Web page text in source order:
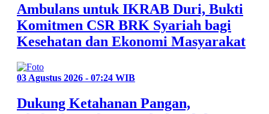
Ambulans untuk IKRAB Duri, Bukti
Komitmen CSR BRK Syariah bagi
Kesehatan dan Ekonomi Masyarakat
03 Agustus 2026 - 07:24 WIB
Dukung Ketahanan Pangan,